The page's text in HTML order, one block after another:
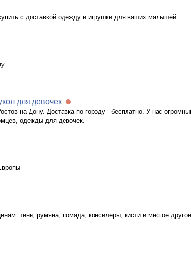
с доставкой одежду и игрушки для ваших малышей.
для девочек
на-Дону. Доставка по городу - бесплатно. У нас
одежды для девочек.
тени, румяна, помада, консилеры, кисти и многое